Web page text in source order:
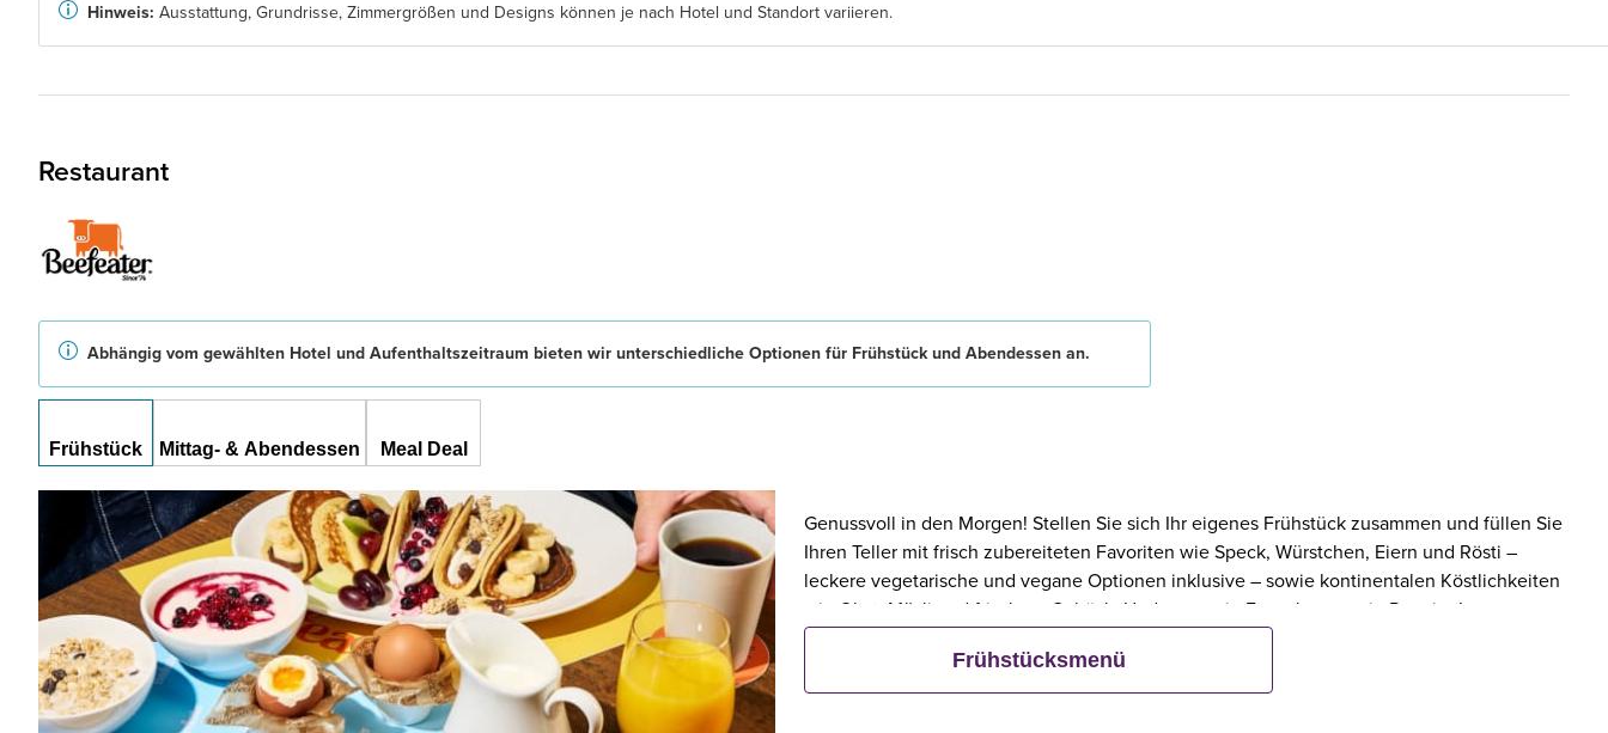
Hinweis: Ausstattung, Grundrisse, Zimmergrößen und Designs können je nach Hotel und Standort variieren.
Restaurant
Abhängig vom gewählten Hotel und Aufenthaltszeitraum bieten wir unterschiedliche Optionen für Frühstück und Abendessen an.
Frühstück Mittag- & Abendessen Meal Deal
Genussvoll in den Morgen! Stellen Sie sich Ihr eigenes Frühstück zusammen und füllen Sie
Ihren Teller mit frisch zubereiteten Favoriten wie Speck, Würstchen, Eiern und Rösti –
leckere vegetarische und vegane Optionen inklusive – sowie kontinentalen Köstlichkeiten
wie Obst, Müsli und frischem Gebäck. Und wenn ein Erwachsener ein Premier Inn-
Frühstück bestellt, frühstücken bis zu zwei Kinder kostenlos mit.**
Frühstücksmenü